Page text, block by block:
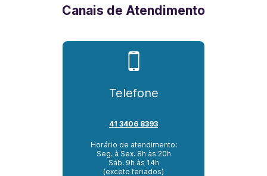
Canais de Atendimento
Telefone
41 3406 8393
Horário de atendimento:
Seg. à Sex. 8h às 20h
Sáb. 9h às 14h
(exceto feriados)